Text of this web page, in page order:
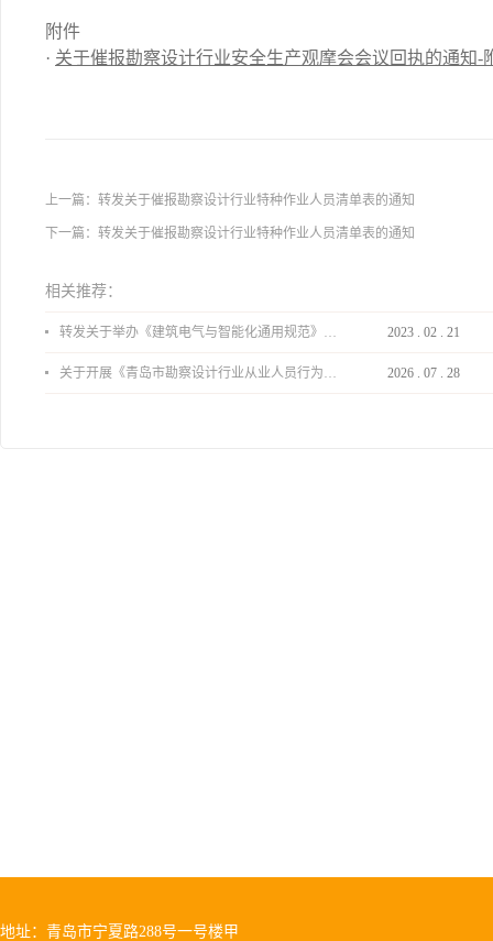
附件
· 关于催报勘察设计行业安全生产观摩会会议回执的通知-
上一篇： 转发关于催报勘察设计行业特种作业人员清单表的通知
下一篇： 转发关于催报勘察设计行业特种作业人员清单表的通知
相关推荐：
转发关于举办《建筑电气与智能化通用规范》 GB55024-2022公益宣贯的通知 2023 . 02 . 21
关于开展《青岛市勘察设计行业从业人员行为导则》、《青岛市住宅工程设计审查品质提升指引（2026版）》宣贯活动的通知 2026 . 07 . 28
地址：青岛市宁夏路288号一号楼甲